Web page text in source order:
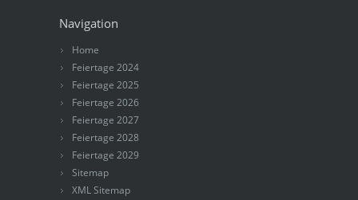
Navigation
Home
Feiertage 2024
Feiertage 2025
Feiertage 2026
Feiertage 2027
Feiertage 2028
Feiertage 2029
Sitemap
XML Sitemap